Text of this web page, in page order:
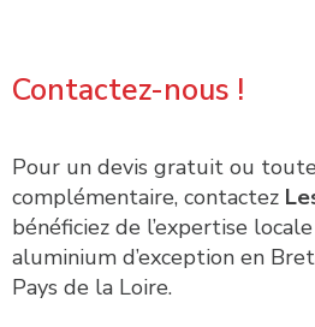
Contactez-nous !
Pour un devis gratuit ou
complémentaire, contactez
bénéficiez de l’expertise
aluminium d’exception en
Pays de la Loire.